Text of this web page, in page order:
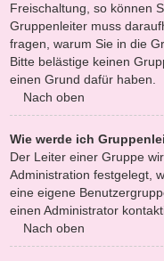
Freischaltung, so können
Gruppenleiter muss
fragen, warum Sie in die
Bitte belästige keinen
einen Grund dafür haben.
Nach oben
Wie werde ich
Der Leiter einer Gruppe
Administration festgelegt,
eine eigene
einen Administrator
Nach oben